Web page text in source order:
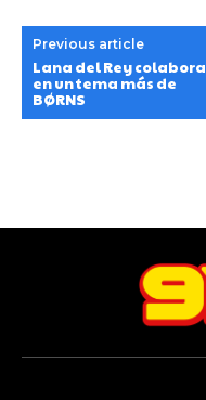
Previous article
Lana del Rey colabora
en un tema más de
BØRNS